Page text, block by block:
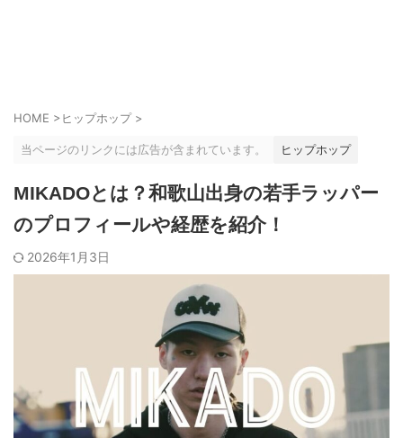
HOME >ヒップホップ >
当ページのリンクには広告が含まれています。 ヒップホップ
MIKADOとは？和歌山出身の若手ラッパー
のプロフィールや経歴を紹介！
2026年1月3日